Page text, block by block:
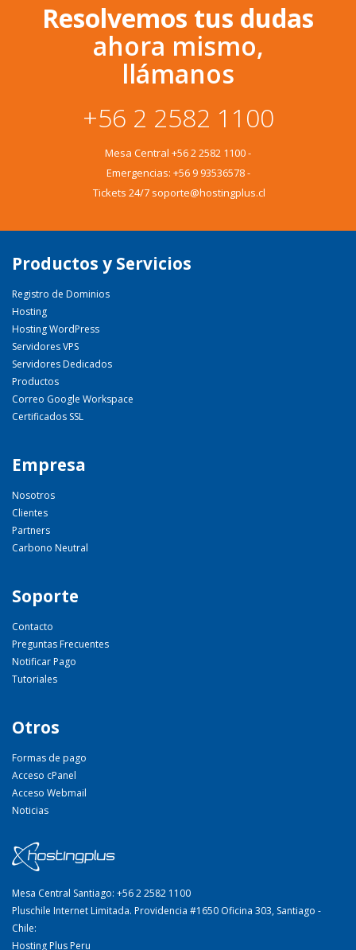
Resolvemos tus dudas
ahora mismo,
llámanos
+56 2 2582 1100
Mesa Central +56 2 2582 1100-
Emergencias: +56 9 93536578-
Tickets 24/7 soporte@hostingplus.cl
Productos y Servicios
Registro de Dominios
Hosting
Hosting WordPress
Servidores VPS
Servidores Dedicados
Productos
Correo Google Workspace
Certificados SSL
Empresa
Nosotros
Clientes
Partners
Carbono Neutral
Soporte
Contacto
Preguntas Frecuentes
Notificar Pago
Tutoriales
Otros
Formas de pago
Acceso cPanel
Acceso Webmail
Noticias
Mesa Central Santiago: +56 2 2582 1100
Pluschile Internet Limitada. Providencia #1650 Oficina 303, Santiago -
Chile:
Hosting Plus Peru